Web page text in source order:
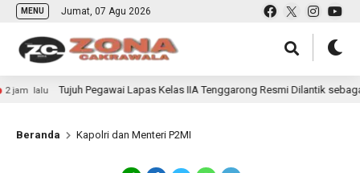
MENU Jumat, 07 Agu 2026
lalu Tujuh Pegawai Lapas Kelas IIA Tenggarong Resmi Dilantik
Beranda Kapolri dan Menteri P2MI